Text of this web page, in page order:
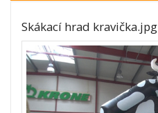
Skákací hrad kravička.jpg